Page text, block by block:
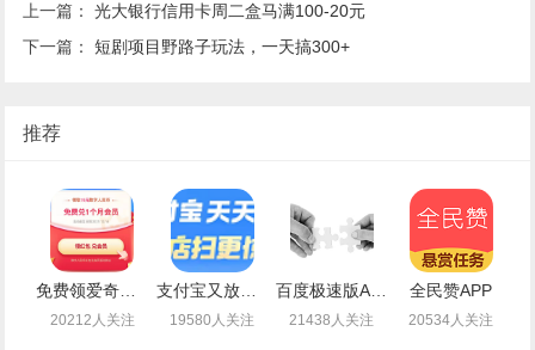
上一篇：光大银行信用卡周二盒马满100-20元
下一篇：短剧项目野路子玩法，一天搞300+
推荐
20212人关注
支付宝又放水了免费领取最高99元通用红包
19580人关注
百度极速版APP新老用户登录领取1-14.4元现金红包
21438人关注
全民赞APP
20534人关注